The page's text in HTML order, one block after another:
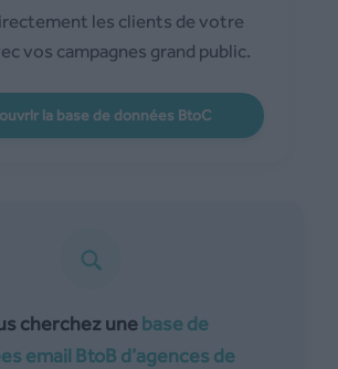
les clients de votre
vos campagnes grand public.
la base de données BtoC
cherchez une base de
email BtoB d’agences de